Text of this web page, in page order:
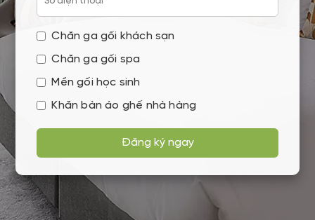
Chăn ga gối khách sạn
Chăn ga gối spa
Mền gối học sinh
Khăn bàn áo ghế nhà hàng
Đăng ký ngay